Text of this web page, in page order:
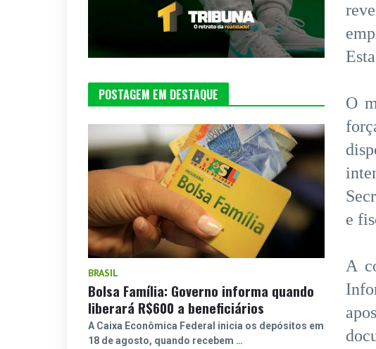
O
e
A
POSTAGEM EM DESTAQUE
BRASIL
Bolsa Família: Governo informa quando
liberará R$600 a beneficiários
A Caixa Econômica Federal inicia os depósitos em
18 de agosto, quando recebem …